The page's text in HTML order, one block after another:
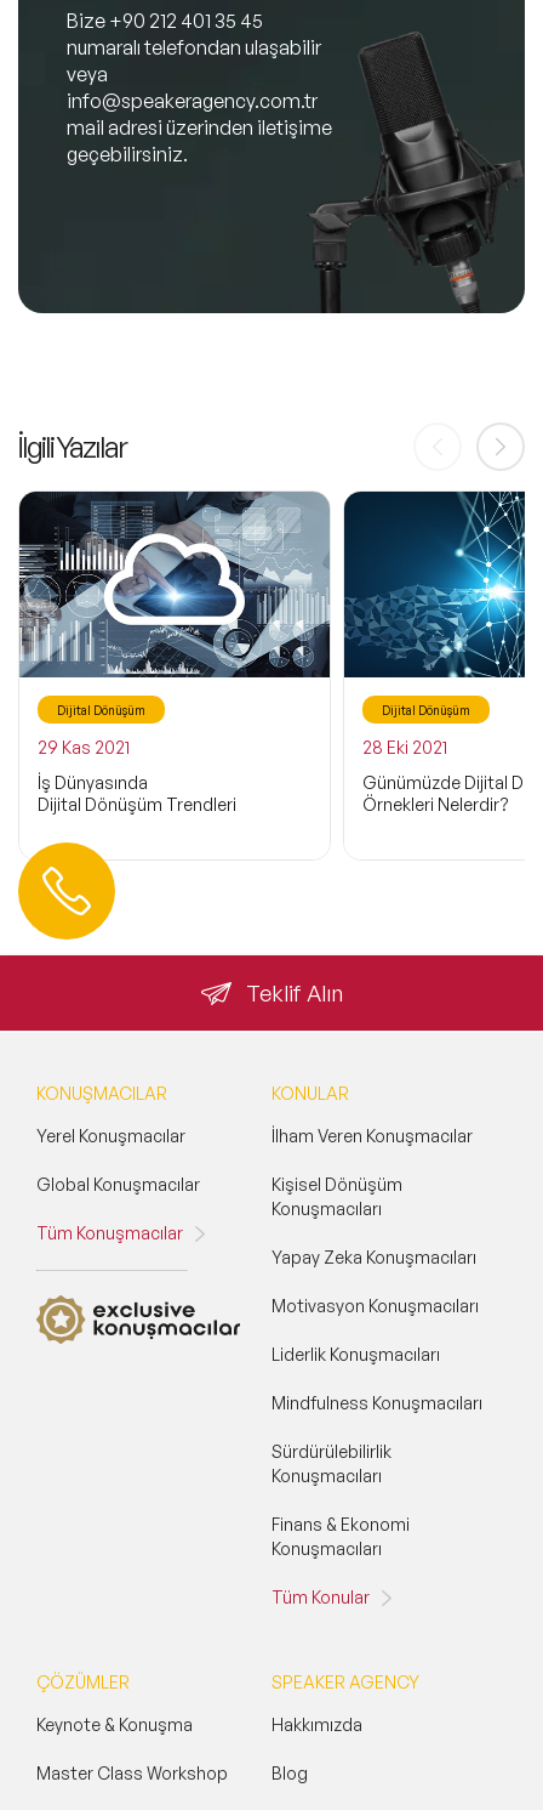
Bize +90 212 401 35 45
numaralı telefondan ulaşabilir
veya
info@speakeragency.com.tr
mail adresi üzerinden iletişime
geçebilirsiniz.
İlgili Yazılar
Dijital Dönüşüm
29 Kas 2021
İş Dünyasında
Dijital Dönüşüm Trendleri
Dijital Dönüşüm
28 Eki 2021
Günümüzde Dijital
Örnekleri Nelerdir?
Teklif Alın
Hemen Ulaşın
KONUŞMACILAR
Yerel Konuşmacılar
Global Konuşmacılar
Tüm Konuşmacılar
KONULAR
İlham Veren Konuşmacılar
Kişisel Dönüşüm
Konuşmacıları
Yapay Zeka Konuşmacıları
Motivasyon Konuşmacıları
Liderlik Konuşmacıları
Mindfulness Konuşmacıları
Sürdürülebilirlik
Konuşmacıları
Finans & Ekonomi
Konuşmacıları
Tüm Konular
ÇÖZÜMLER
Keynote & Konuşma
Master Class Workshop
SPEAKER AGENCY
Hakkımızda
Blog